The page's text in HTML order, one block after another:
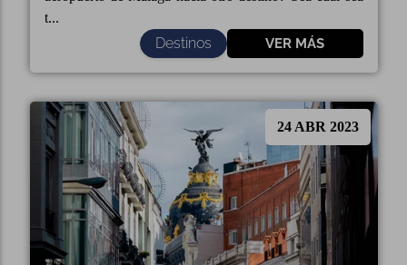
t...
Destinos VER MÁS
24 ABR 2023